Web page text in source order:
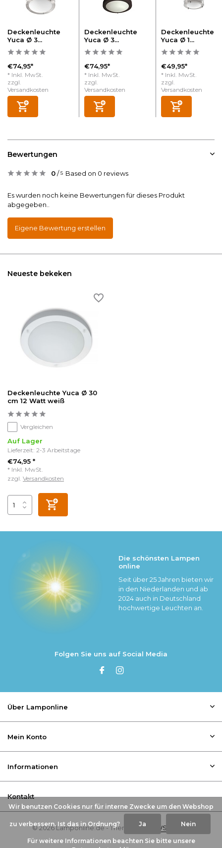
Deckenleuchte
Yuca Ø 3...
€74,95*
* Inkl. MwSt.
zzgl.
Versandkosten
Deckenleuchte
Yuca Ø 3...
€74,95*
* Inkl. MwSt.
zzgl.
Versandkosten
Deckenleuchte
Yuca Ø 1...
€49,95*
* Inkl. MwSt.
zzgl.
Versandkosten
Bewertungen
0/5 Based on 0 reviews
Es wurden noch keine Bewertungen für dieses Produkt
abgegeben..
Eigene Bewertung erstellen
Neueste bekeken
Deckenleuchte Yuca Ø 30
cm 12 Watt weiß
Vergleichen
Auf Lager
Lieferzeit: 2-3 Arbeitstage
€74,95 *
* Inkl. MwSt.
zzgl. Versandkosten
Die schönsten Lampen
online
Seit über 25 Jahren bieten wir
in den Niederlanden und ab
2024 auch in Deutschland
hochwertige Leuchten an.
Folgen Sie uns auf Social Media
Über Lamponline
Mein Konto
Informationen
Kontakt
© 2026 Lamponline.de - Theme ByDMWS Plus+
Wir benutzen Cookies nur für interne Zwecke um den Webshop
zu verbessern. Ist das in Ordnung? Ja Nein
Für weitere Informationen beachten Sie bitte unsere